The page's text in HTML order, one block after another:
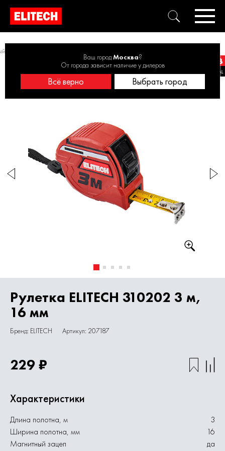
Ваш городМосква?
От города зависит наличие у дилеров
Всё верно Выбрать город
и маркирующий
Рулетка ELITECH 310202 3 м,
16 мм
Бренд: ELITECH Артикул: 207187
229 ₽
Характеристики
Длина полотна, м
3
Ширина полотна, мм
16
Магнитный зацеп
да